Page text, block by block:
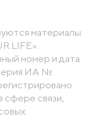
материалы
номер и дата
ИА №
связи,